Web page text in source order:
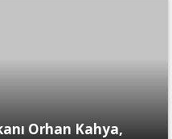
Orhan Kahya,